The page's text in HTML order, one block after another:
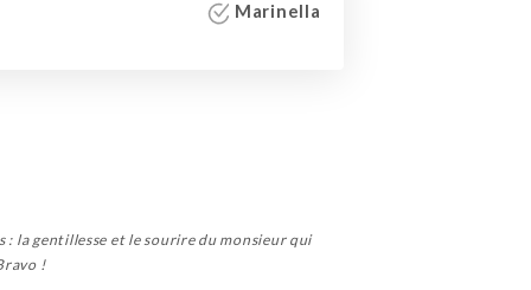
Marinella
: la gentillesse et le sourire du monsieur qui
!